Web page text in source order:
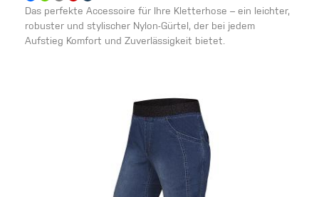
Das perfekte Accessoire für Ihre Kletterhose – ein leichter,
robuster und stylischer Nylon-Gürtel, der bei jedem
Aufstieg Komfort und Zuverlässigkeit bietet.